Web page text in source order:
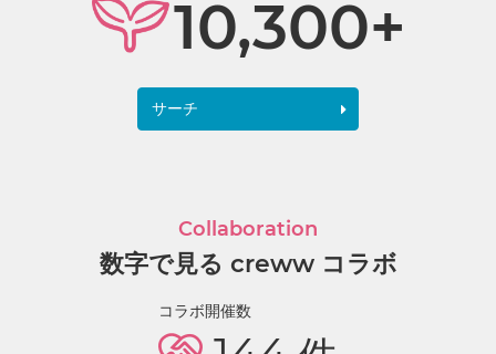
10,300+
サーチ
Collaboration
数字で見る creww コラボ
コラボ開催数